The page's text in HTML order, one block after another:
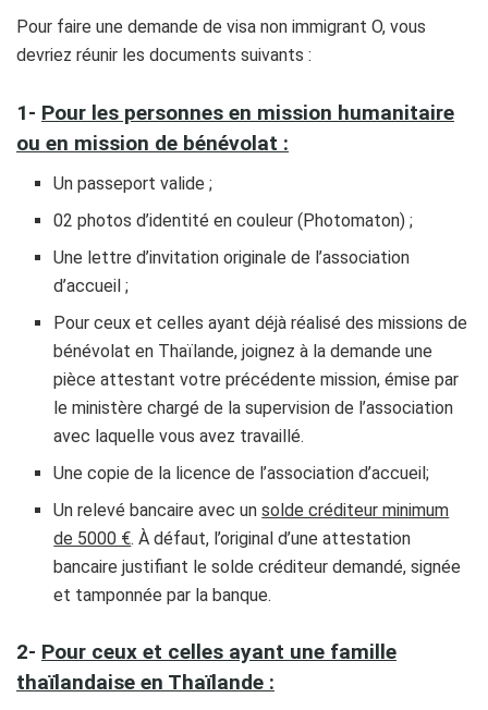
Pour faire une demande de visa non immigrant O, vous
devriez réunir les documents suivants :
1- Pour les personnes en mission humanitaire
ou en mission de bénévolat :
Un passeport valide ;
02 photos d’identité en couleur (Photomaton) ;
Une lettre d’invitation originale de l’association
d’accueil ;
Pour ceux et celles ayant déjà réalisé des missions de
bénévolat en Thaïlande, joignez à la demande une
pièce attestant votre précédente mission, émise par
le ministère chargé de la supervision de l’association
avec laquelle vous avez travaillé.
Une copie de la licence de l’association d’accueil;
Un relevé bancaire avec unsolde créditeur minimum
de 5000 €. À défaut, l’original d’une attestation
bancaire justifiant le solde créditeur demandé, signée
et tamponnée par la banque.
2- Pour ceux et celles ayant une famille
thaïlandaise en Thaïlande :